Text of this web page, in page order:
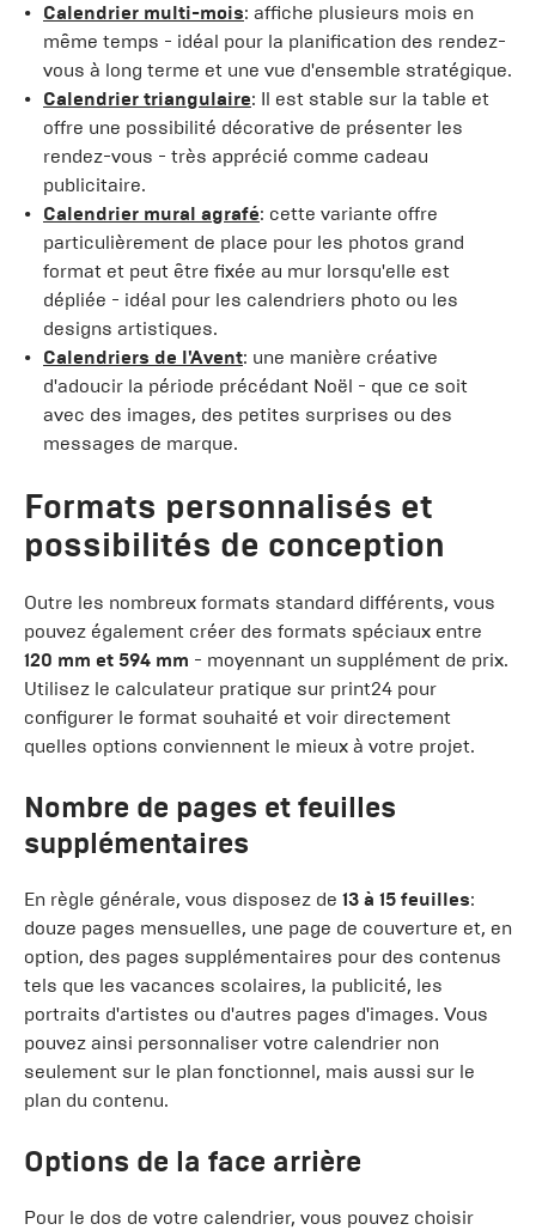
Calendrier multi-mois: affiche plusieurs mois en
même temps - idéal pour la planification des rendez-
vous à long terme et une vue d'ensemble stratégique.
Calendrier triangulaire: Il est stable sur la table et
offre une possibilité décorative de présenter les
rendez-vous - très apprécié comme cadeau
publicitaire.
Calendrier mural agrafé: cette variante offre
particulièrement de place pour les photos grand
format et peut être fixée au mur lorsqu'elle est
dépliée - idéal pour les calendriers photo ou les
designs artistiques.
Calendriers de l'Avent: une manière créative
d'adoucir la période précédant Noël - que ce soit
avec des images, des petites surprises ou des
messages de marque.
Formats personnalisés et
possibilités de conception
Outre les nombreux formats standard différents, vous
pouvez également créer des formats spéciaux entre
120 mm et 594 mm - moyennant un supplément de prix.
Utilisez le calculateur pratique sur print24 pour
configurer le format souhaité et voir directement
quelles options conviennent le mieux à votre projet.
Nombre de pages et feuilles
supplémentaires
En règle générale, vous disposez de 13 à 15 feuilles:
douze pages mensuelles, une page de couverture et, en
option, des pages supplémentaires pour des contenus
tels que les vacances scolaires, la publicité, les
portraits d'artistes ou d'autres pages d'images. Vous
pouvez ainsi personnaliser votre calendrier non
seulement sur le plan fonctionnel, mais aussi sur le
plan du contenu.
Options de la face arrière
Pour le dos de votre calendrier, vous pouvez choisir